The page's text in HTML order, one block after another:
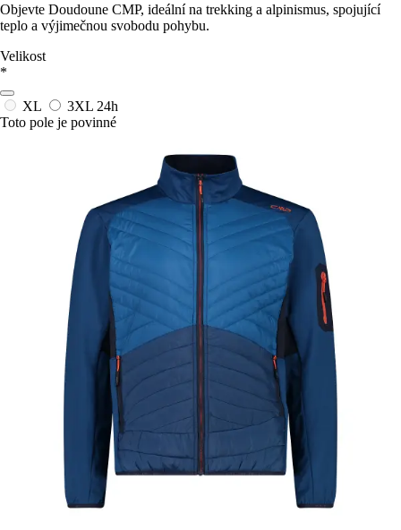
Objevte Doudoune CMP, ideální na trekking a alpinismus, spojující
teplo a výjimečnou svobodu pohybu.
Velikost
*
XL 3XL 24h
Toto pole je povinné